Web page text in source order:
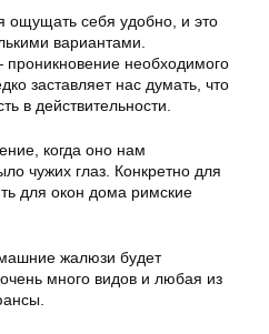
ощущать себя удобно, и это
вариантами.
необходимого
заставляет нас думать, что
в действительности.
когда оно нам
чужих глаз. Конкретно для
для окон дома римские
жалюзи будет
много видов и любая из